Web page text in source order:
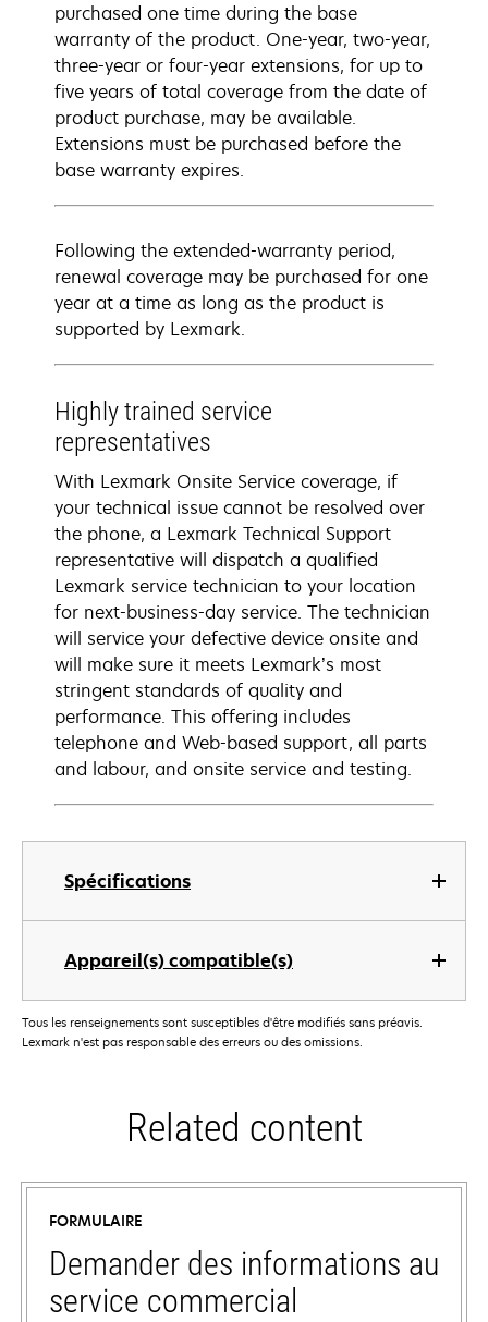
Spécifications
Appareil(s) compatible(s)
purchased one time during the base
warranty of the product. One-year, two-year,
three-year or four-year extensions, for up to
five years of total coverage from the date of
product purchase, may be available.
Extensions must be purchased before the
base warranty expires.
Following the extended-warranty period,
renewal coverage may be purchased for one
year at a time as long as the product is
supported by Lexmark.
Highly trained service
representatives
With Lexmark Onsite Service coverage, if
your technical issue cannot be resolved over
the phone, a Lexmark Technical Support
representative will dispatch a qualified
Lexmark service technician to your location
for next-business-day service. The technician
will service your defective device onsite and
will make sure it meets Lexmark’s most
stringent standards of quality and
performance. This offering includes
telephone and Web-based support, all parts
and labour, and onsite service and testing.
Tous les renseignements sont susceptibles d'être modifiés sans préavis.
Lexmark n'est pas responsable des erreurs ou des omissions.
Related content
FORMULAIRE
Demander des informations au
service commercial